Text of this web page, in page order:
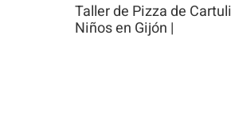
Taller de Pizza de
Niños en Gijón |
web.